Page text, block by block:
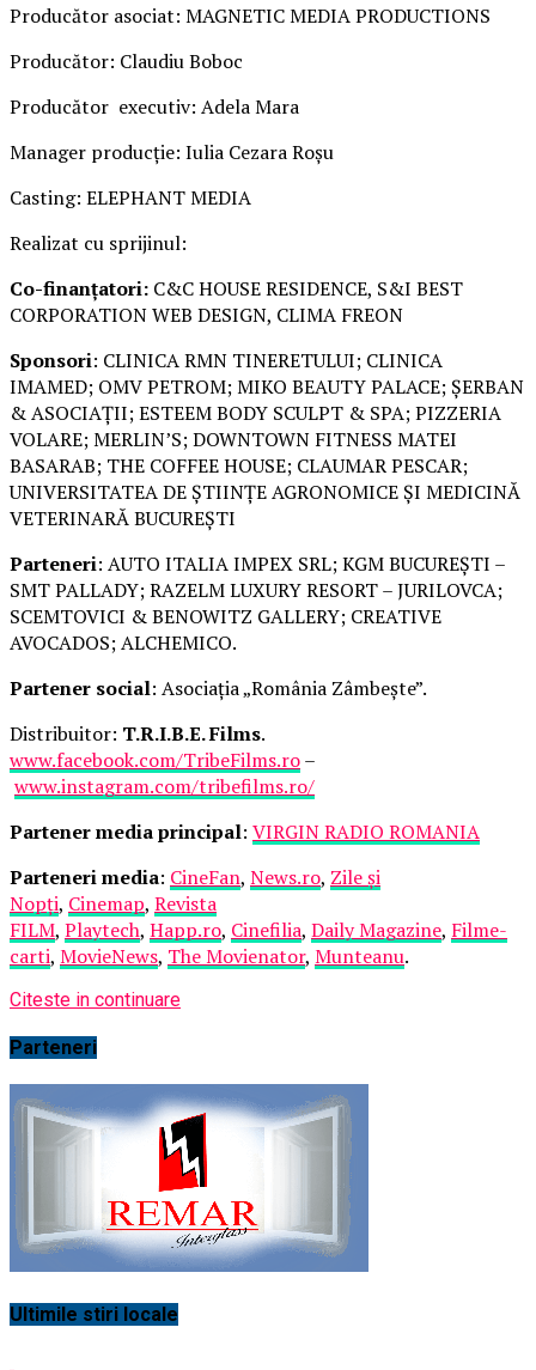
Producător asociat: MAGNETIC MEDIA PRODUCTIONS
Producător: Claudiu Boboc
Producător executiv: Adela Mara
Manager producție: Iulia Cezara Roșu
Casting: ELEPHANT MEDIA
Realizat cu sprijinul:
Co-finanțatori: C&C HOUSE RESIDENCE, S&I BEST
CORPORATION WEB DESIGN, CLIMA FREON
Sponsori: CLINICA RMN TINERETULUI; CLINICA
IMAMED; OMV PETROM; MIKO BEAUTY PALACE; ȘERBAN
& ASOCIAȚII; ESTEEM BODY SCULPT & SPA; PIZZERIA
VOLARE; MERLIN’S; DOWNTOWN FITNESS MATEI
BASARAB; THE COFFEE HOUSE; CLAUMAR PESCAR;
UNIVERSITATEA DE ȘTIINȚE AGRONOMICE ȘI MEDICINĂ
VETERINARĂ BUCUREȘTI
Parteneri: AUTO ITALIA IMPEX SRL; KGM BUCUREȘTI –
SMT PALLADY; RAZELM LUXURY RESORT – JURILOVCA;
SCEMTOVICI & BENOWITZ GALLERY; CREATIVE
AVOCADOS; ALCHEMICO.
Partener social: Asociația „România Zâmbește”.
Distribuitor: T.R.I.B.E. Films.
www.facebook.com/TribeFilms.ro–
www.instagram.com/tribefilms.ro/
Partener media principal: VIRGIN RADIO ROMANIA
Parteneri media: CineFan, News.ro, Zile și
Nopți, Cinemap, Revista
FILM, Playtech, Happ.ro, Cinefilia, Daily Magazine, Filme-
carti, MovieNews, The Movienator, Munteanu.
Citeste in continuare
Parteneri
Ultimile stiri locale